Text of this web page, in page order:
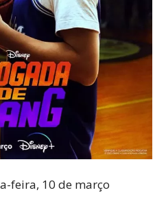
feira, 10 de março